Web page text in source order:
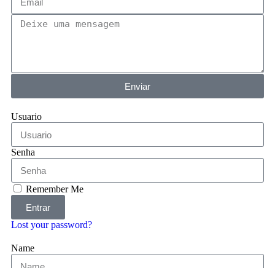
Enviar
Usuario
Senha
Remember Me
Entrar
Lost your password?
Name